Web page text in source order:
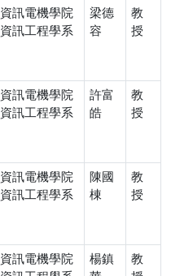
資訊電機學院
資訊工程學系
梁德
容
教
授
資訊電機學院
資訊工程學系
許富
皓
教
授
資訊電機學院
資訊工程學系
陳國
棟
教
授
資訊電機學院
楊鎮
教